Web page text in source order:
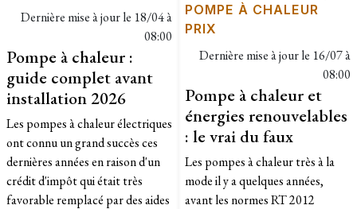
Dernière mise à jour le 18/04 à
08:00
Pompe à chaleur :
guide complet avant
installation 2026
Les pompes à chaleur électriques
ont connu un grand succès ces
dernières années en raison d'un
crédit d'impôt qui était très
favorable remplacé par des aides
POMPE À CHALEUR
PRIX
Dernière mise à jour le 16/07 à
08:00
Pompe à chaleur et
énergies renouvelables
: le vrai du faux
Les pompes à chaleur très à la
mode il y a quelques années,
avant les normes RT 2012